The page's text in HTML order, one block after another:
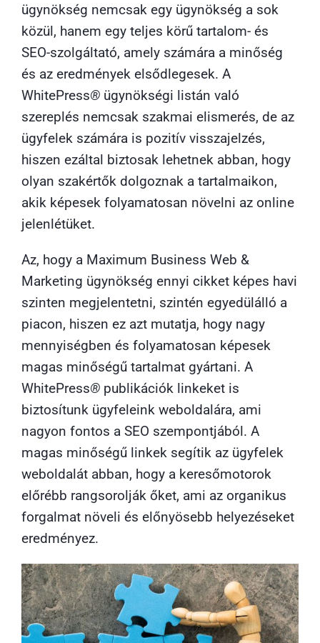
ügynökség nemcsak egy ügynökség a sok
közül, hanem egy teljes körű tartalom- és
SEO-szolgáltató, amely számára a minőség
és az eredmények elsődlegesek. A
WhitePress® ügynökségi listán való
szereplés nemcsak szakmai elismerés, de az
ügyfelek számára is pozitív visszajelzés,
hiszen ezáltal biztosak lehetnek abban, hogy
olyan szakértők dolgoznak a tartalmaikon,
akik képesek folyamatosan növelni az online
jelenlétüket.
Az, hogy a Maximum Business Web &
Marketing ügynökség ennyi cikket képes havi
szinten megjelentetni, szintén egyedülálló a
piacon, hiszen ez azt mutatja, hogy nagy
mennyiségben és folyamatosan képesek
magas minőségű tartalmat gyártani. A
WhitePress® publikációk linkeket is
biztosítunk ügyfeleink weboldalára, ami
nagyon fontos a SEO szempontjából. A
magas minőségű linkek segítik az ügyfelek
weboldalát abban, hogy a keresőmotorok
előrébb rangsorolják őket, ami az organikus
forgalmat növeli és előnyösebb helyezéseket
eredményez.